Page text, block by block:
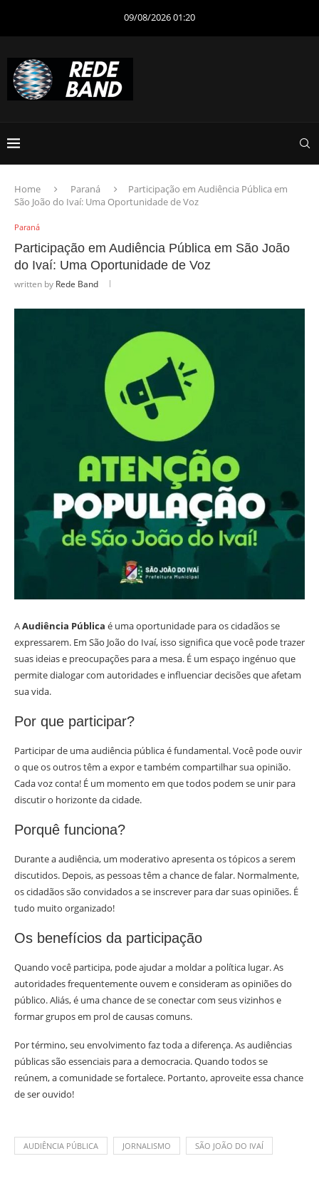
09/08/2026 01:20
Home Paraná
Participação em Audiência Pública em
São João do Ivaí: Uma Oportunidade de Voz
Paraná
Participação em Audiência Pública em São João
do Ivaí: Uma Oportunidade de Voz
written by Rede Band
AAudiência Pública é uma oportunidade para os cidadãos se
expressarem. Em São João do Ivaí, isso significa que você pode trazer
suas ideias e preocupações para a mesa. É um espaço ingénuo que
permite dialogar com autoridades e influenciar decisões que afetam
sua vida.
Por que participar?
Participar de uma audiência pública é fundamental. Você pode ouvir
o que os outros têm a expor e também compartilhar sua opinião.
Cada voz conta! É um momento em que todos podem se unir para
discutir o horizonte da cidade.
Porquê funciona?
Durante a audiência, um moderativo apresenta os tópicos a serem
discutidos. Depois, as pessoas têm a chance de falar. Normalmente,
os cidadãos são convidados a se inscrever para dar suas opiniões. É
tudo muito organizado!
Os benefícios da participação
Quando você participa, pode ajudar a moldar a política lugar. As
autoridades frequentemente ouvem e consideram as opiniões do
público. Aliás, é uma chance de se conectar com seus vizinhos e
formar grupos em prol de causas comuns.
Por término, seu envolvimento faz toda a diferença. As audiências
públicas são essenciais para a democracia. Quando todos se
reúnem, a comunidade se fortalece. Portanto, aproveite essa chance
de ser ouvido!
AUDIÊNCIA PÚBLICA JORNALISMO SÃO JOÃO DO IVAÍ